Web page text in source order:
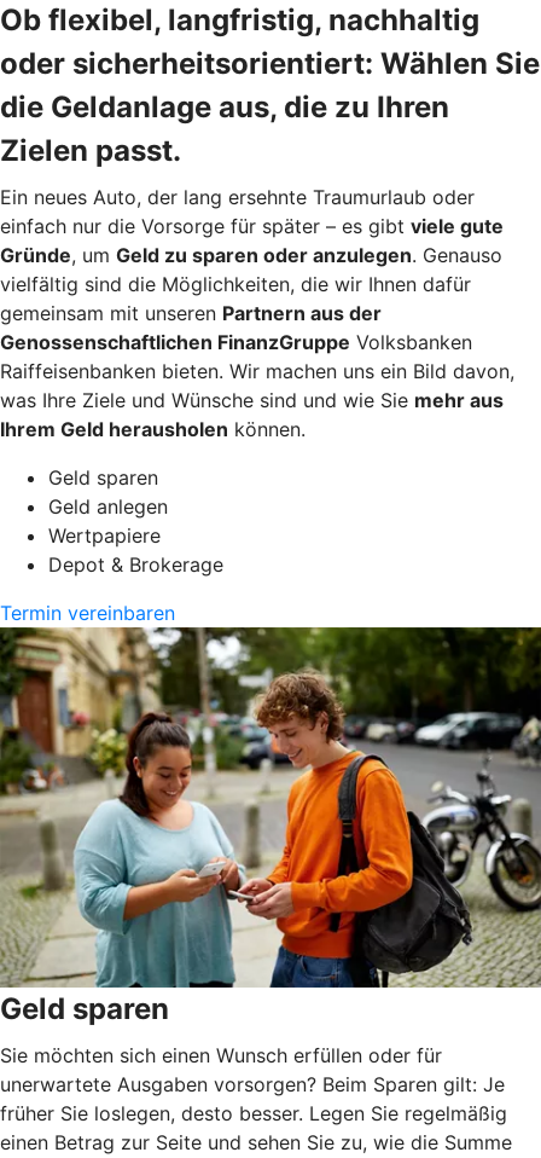
Ob flexibel, langfristig, nachhaltig
oder sicherheitsorientiert: Wählen Sie
die Geldanlage aus, die zu Ihren
Zielen passt.
Ein neues Auto, der lang ersehnte Traumurlaub oder
einfach nur die Vorsorge für später – es gibt viele gute
Gründe, um Geld zu sparen oder anzulegen. Genauso
vielfältig sind die Möglichkeiten, die wir Ihnen dafür
gemeinsam mit unseren Partnern aus der
Genossenschaftlichen FinanzGruppe Volksbanken
Raiffeisenbanken bieten. Wir machen uns ein Bild davon,
was Ihre Ziele und Wünsche sind und wie Sie mehr aus
Ihrem Geld herausholen können.
Geld sparen
Geld anlegen
Wertpapiere
Depot & Brokerage
Termin vereinbaren
Geld sparen
Sie möchten sich einen Wunsch erfüllen oder für
unerwartete Ausgaben vorsorgen? Beim Sparen gilt: Je
früher Sie loslegen, desto besser. Legen Sie regelmäßig
einen Betrag zur Seite und sehen Sie zu, wie die Summe